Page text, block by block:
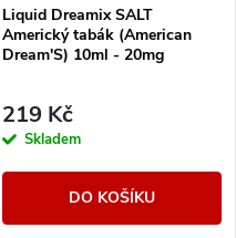
Liquid Dreamix SALT
Americký tabák (American
Dream'S) 10ml - 20mg
219 Kč
Skladem
DO KOŠÍKU